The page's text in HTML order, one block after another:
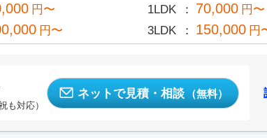
円〜 1LDK 70,000 円〜
円〜 3LDK 150,000 円
も対応）
ネットで見積・相談 （無料）